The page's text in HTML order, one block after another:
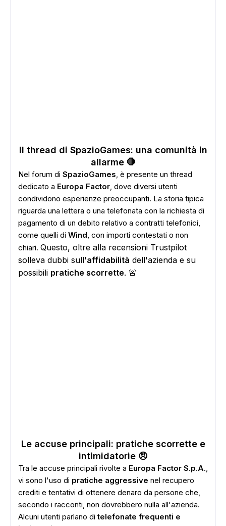
ADS
Il thread di SpazioGames: una comunità in
allarme 🛑
Nel forum di SpazioGames, è presente un thread
dedicato a Europa Factor, dove diversi utenti
condividono esperienze preoccupanti. La storia tipica
riguarda una lettera o una telefonata con la richiesta di
pagamento di un debito relativo a contratti telefonici,
come quelli di Wind, con importi contestati o non
chiari. Questo, oltre alla recensioni Trustpilot
solleva dubbi sull'affidabilità dell'azienda e su
possibili pratiche scorrette. 🚨
Le accuse principali: pratiche scorrette e
intimidatorie 😠
Tra le accuse principali rivolte a Europa Factor S.p.A.,
vi sono l'uso di pratiche aggressive nel recupero
crediti e tentativi di ottenere denaro da persone che,
secondo i racconti, non dovrebbero nulla all'azienda.
Alcuni utenti parlano ditelefonate frequenti e